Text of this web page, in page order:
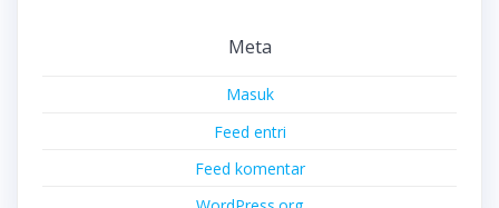
Meta
Masuk
Feed entri
Feed komentar